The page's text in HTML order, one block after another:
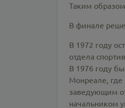
Таким
В финале
В 1972 году
отдела
В 1976 году
Монреале,
заведующим
начальником